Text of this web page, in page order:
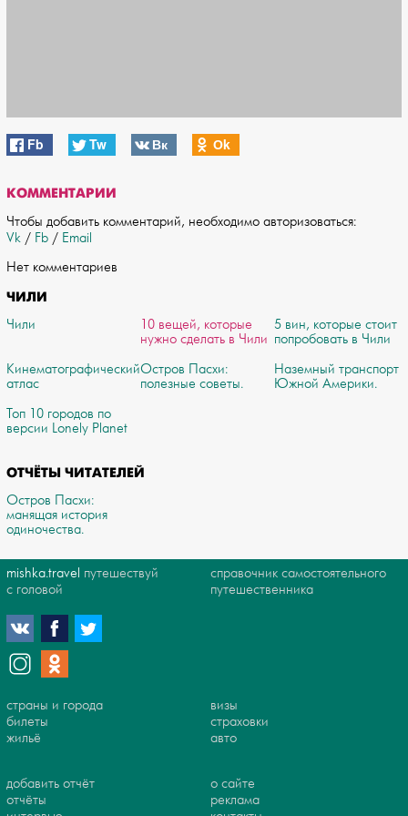
Fb Tw Вк Оk
КОММЕНТАРИИ
Чтобы добавить комментарий, необходимо авторизоваться:
Vk / Fb / Email
Нет комментариев
ЧИЛИ
Чили
10 вещей, которые
нужно сделать в Чили
5 вин, которые стоит
попробовать в Чили
Кинематографический
атлас
Остров Пасхи:
полезные советы.
Наземный транспорт
Южной Америки.
Топ 10 городов по
версии Lonely Planet
ОТЧЁТЫ ЧИТАТЕЛЕЙ
Остров Пасхи:
манящая история
одиночества.
mishka.travel путешествуй
с головой
справочник самостоятельного
путешественника
страны и города
билеты
жильё
визы
страховки
авто
добавить отчёт
отчёты
о сайте
реклама